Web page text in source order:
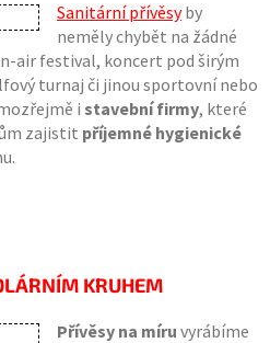
Sanitární přívěsyby
neměly chybět na žádné
air festival, koncert pod širým
turnaj či jinou sportovní nebo
i stavební firmy, které
zajistit příjemné hygienické
KRUHEM
Přívěsy na míru vyrábíme